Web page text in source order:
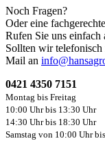
Noch Fragen?
Oder eine
Rufen Sie uns einfach
Sollten wir telefonisch
Mail an
0421 4350 7151
Montag bis Freitag
10:00 Uhr bis 13:30 Uhr
14:30 Uhr bis 18:30 Uhr
Samstag von 10:00 Uhr